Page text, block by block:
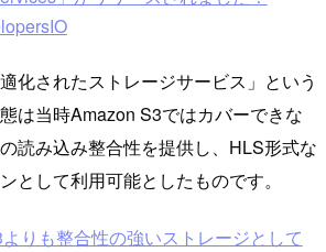
化されたストレージサービス」という
は当時Amazon S3ではカバーできな
読み込み整合性を提供し、HLS形式な
として利用可能としたものです。
りも整合性の強いストレージとして